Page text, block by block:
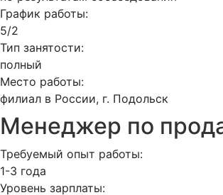
График работы:
5/2
Тип занятости:
полный
Место работы:
филиал в России, г. Подольск
Менеджер по
Требуемый опыт работы:
1-3 года
Уровень зарплаты: